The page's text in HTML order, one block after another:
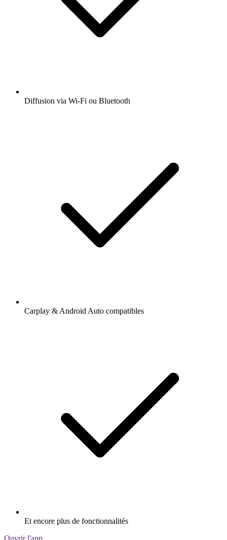
Diffusion via Wi-Fi ou Bluetooth
Carplay & Android Auto compatibles
Et encore plus de fonctionnalités